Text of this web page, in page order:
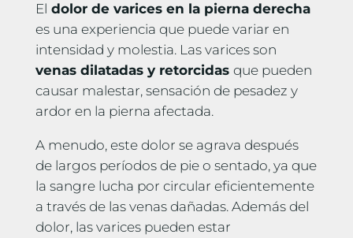
El dolor de varices en la pierna derecha
es una experiencia que puede variar en
intensidad y molestia. Las varices son
venas dilatadas y retorcidas que pueden
causar malestar, sensación de pesadez y
ardor en la pierna afectada.
A menudo, este dolor se agrava después
de largos períodos de pie o sentado, ya que
la sangre lucha por circular eficientemente
a través de las venas dañadas. Además del
dolor, las varices pueden estar